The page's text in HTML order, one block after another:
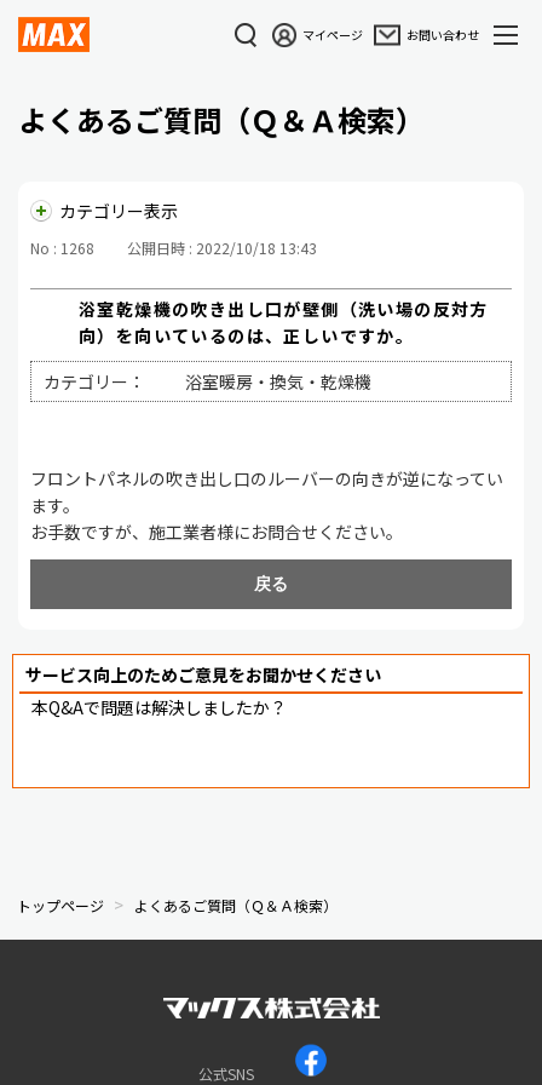
マイページ お問い合わせ
よくあるご質問（Ｑ＆Ａ検索）
カテゴリー表示
No : 1268 公開日時 : 2022/10/18 13:43
浴室乾燥機の吹き出し口が壁側（洗い場の反対方
向）を向いているのは、正しいですか。
カテゴリー：
浴室暖房・換気・乾燥機
フロントパネルの吹き出し口のルーバーの向きが逆になってい
ます。
お手数ですが、施工業者様にお問合せください。
戻る
サービス向上のためご意見をお聞かせください
本Q&Aで問題は解決しましたか？
トップページ よくあるご質問（Ｑ＆Ａ検索）
公式SNS